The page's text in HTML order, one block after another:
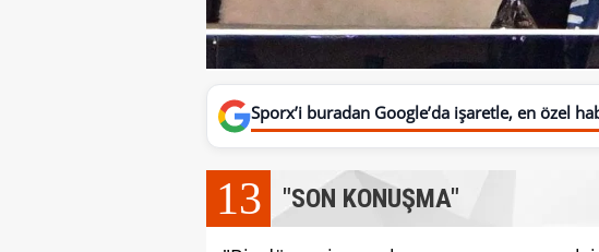
Sporx’i buradan Google’da işaretle, en özel
13 "SON KONUŞMA"